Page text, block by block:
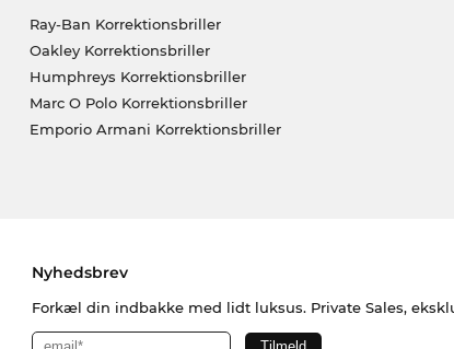
Ray-Ban Korrektionsbriller
Oakley Korrektionsbriller
Humphreys Korrektionsbriller
Marc O Polo Korrektionsbriller
Emporio Armani Korrektionsbriller
Nyhedsbrev
Forkæl din indbakke med lidt luksus. Private Sales,